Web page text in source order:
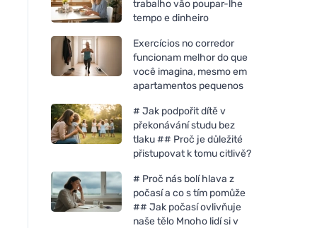
trabalho vão poupar-lhe
tempo e dinheiro
Exercícios no corredor
funcionam melhor do que
você imagina, mesmo em
apartamentos pequenos
# Jak podpořit dítě v
překonávání studu bez
tlaku ## Proč je důležité
přistupovat k tomu citlivě?
# Proč nás bolí hlava z
počasí a co s tím pomůže
## Jak počasí ovlivňuje
naše tělo Mnoho lidí si v